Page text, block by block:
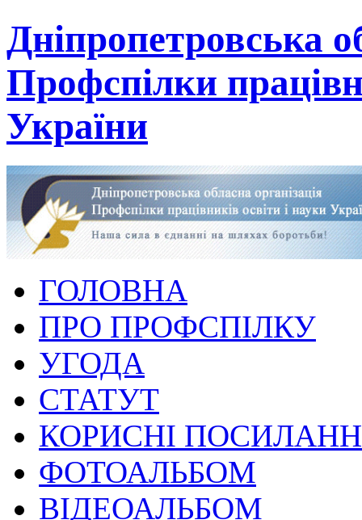
Дніпропетровська
Профспілки
України
ГОЛОВНА
ПРО ПРОФСПІЛКУ
УГОДА
СТАТУТ
КОРИСНІ
ФОТОАЛЬБОМ
ВІДЕОАЛЬБОМ